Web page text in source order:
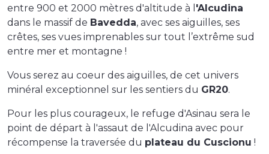
entre 900 et 2000 mètres d'altitude à l 'Alcudina
dans le massif de Bavedda, avec ses aiguilles, ses
crêtes, ses vues imprenables sur tout l’extrême sud
entre mer et montagne !
Vous serez au coeur des aiguilles, de cet univers
minéral exceptionnel sur les sentiers du GR20.
Pour les plus courageux, le refuge d'Asinau sera le
point de départ à l'assaut de l'Alcudina avec pour
récompense la traversée du plateau du Cuscionu !